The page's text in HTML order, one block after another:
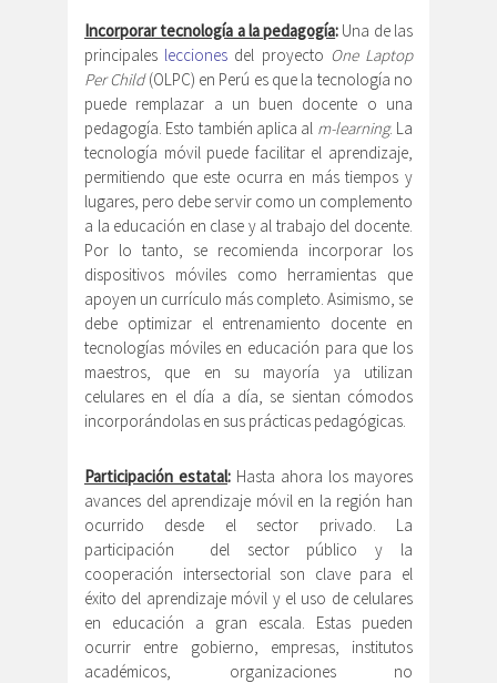
Incorporar tecnología a la pedagogía: Una de las
principales lecciones del proyecto One Laptop
Per Child(OLPC) en Perú es que la tecnología no
puede remplazar a un buen docente o una
pedagogía. Esto también aplica al m-learning. La
tecnología móvil puede facilitar el aprendizaje,
permitiendo que este ocurra en más tiempos y
lugares, pero debe servir como un complemento
a la educación en clase y al trabajo del docente.
Por lo tanto, se recomienda incorporar los
dispositivos móviles como herramientas que
apoyen un currículo más completo. Asimismo, se
debe optimizar el entrenamiento docente en
tecnologías móviles en educación para que los
maestros, que en su mayoría ya utilizan
celulares en el día a día, se sientan cómodos
incorporándolas en sus prácticas pedagógicas.
Participación estatal: Hasta ahora los mayores
avances del aprendizaje móvil en la región han
ocurrido desde el sector privado. La
participación del sector público y la
cooperación intersectorial son clave para el
éxito del aprendizaje móvil y el uso de celulares
en educación a gran escala. Estas pueden
ocurrir entre gobierno, empresas, institutos
académicos, organizaciones no